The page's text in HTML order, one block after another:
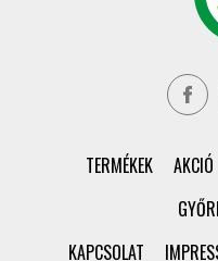
TERMÉKEK AKCIÓ
KAPCSOLAT